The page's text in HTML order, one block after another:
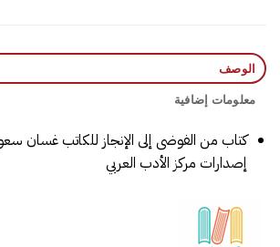
الوصف
معلومات إضافية
كتاب من الفوضى إلى الإنجاز للكاتب غسان
إصدارات مركز الأدب العربي